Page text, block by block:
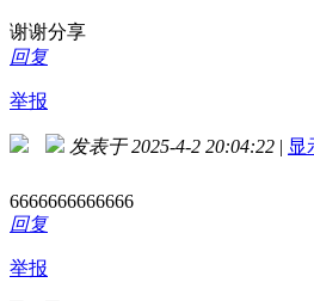
谢谢分享
回复
举报
发表于 2025-4-2 20:04:22 | 显
6666666666666
回复
举报